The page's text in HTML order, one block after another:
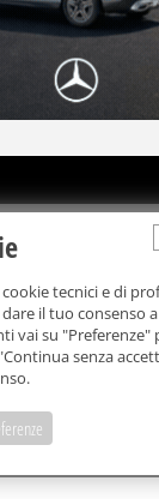
©Copyright 2003-2026
Srl
o parziale di tutti i
qualsiasi supporto è
giornalistica
Palermo n° 32 del
responsabile:Fabio
e Cookie Policy
tecnici e di
il tuo consenso
vai su "Preferenze"
senza